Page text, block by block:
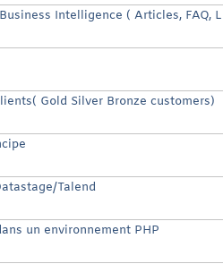
Intelligence ( Articles, FAQ,
Gold Silver Bronze customers)
Talend
un environnement PHP